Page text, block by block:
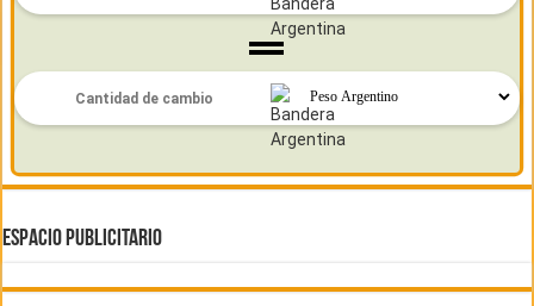
ESPACIO PUBLICITARIO